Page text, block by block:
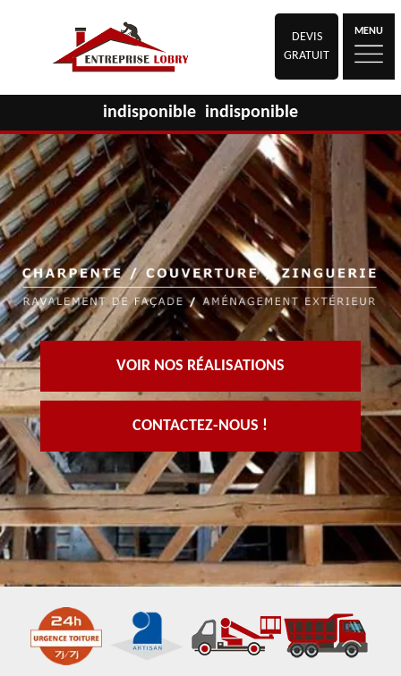
DEVIS
GRATUIT
MENU
indisponible indisponible
VOIR NOS RÉALISATIONS
CONTACTEZ-NOUS !